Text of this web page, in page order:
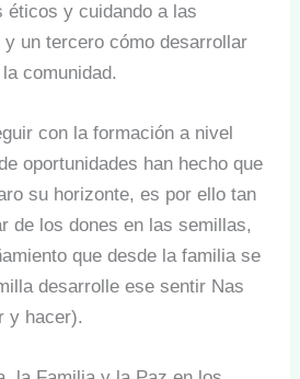
éticos y cuidando a las
un tercero cómo desarrollar
comunidad.
con la formación a nivel
oportunidades han hecho que
su horizonte, es por ello tan
de los dones en las semillas,
que desde la familia se
desarrolle ese sentir Nas
y hacer).